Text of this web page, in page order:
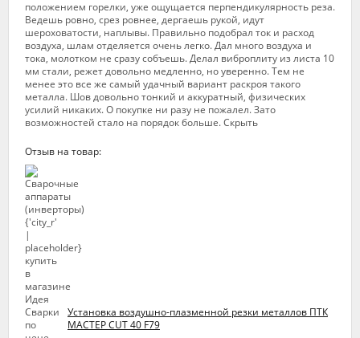
положением горелки, уже ощущается перпендикулярность реза.
Ведешь ровно, срез ровнее, дергаешь рукой, идут
шероховатости, наплывы. Правильно подобрал ток и расход
воздуха, шлам отделяется очень легко. Дал много воздуха и
тока, молотком не сразу собъешь. Делал виброплиту из листа 10
мм стали, режет довольно медленно, но уверенно. Тем не
менее это все же самый удачный вариант раскроя такого
металла. Шов довольно тонкий и аккуратный, физических
усилий никаких. О покупке ни разу не пожалел. Зато
возможностей стало на порядок больше. Скрыть
Отзыв на товар:
Установка воздушно-плазменной резки металлов ПТК
МАСТЕР CUT 40 F79